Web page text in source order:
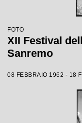
FOTO
XII Festival
Sanremo
08 FEBBRAIO 1962 - 18